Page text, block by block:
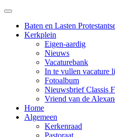
Baten en Lasten
Kerkplein
Eigen-aardig
Nieuws
Vacaturebank
In te vullen vacature
Fotoalbum
Nieuwsbrief Classis
Vriend van de
Home
Algemeen
Kerkenraad
Pastoraat